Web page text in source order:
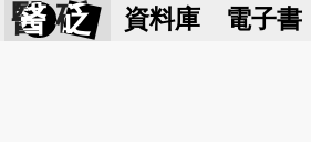
醫 砭 資料庫 電子書